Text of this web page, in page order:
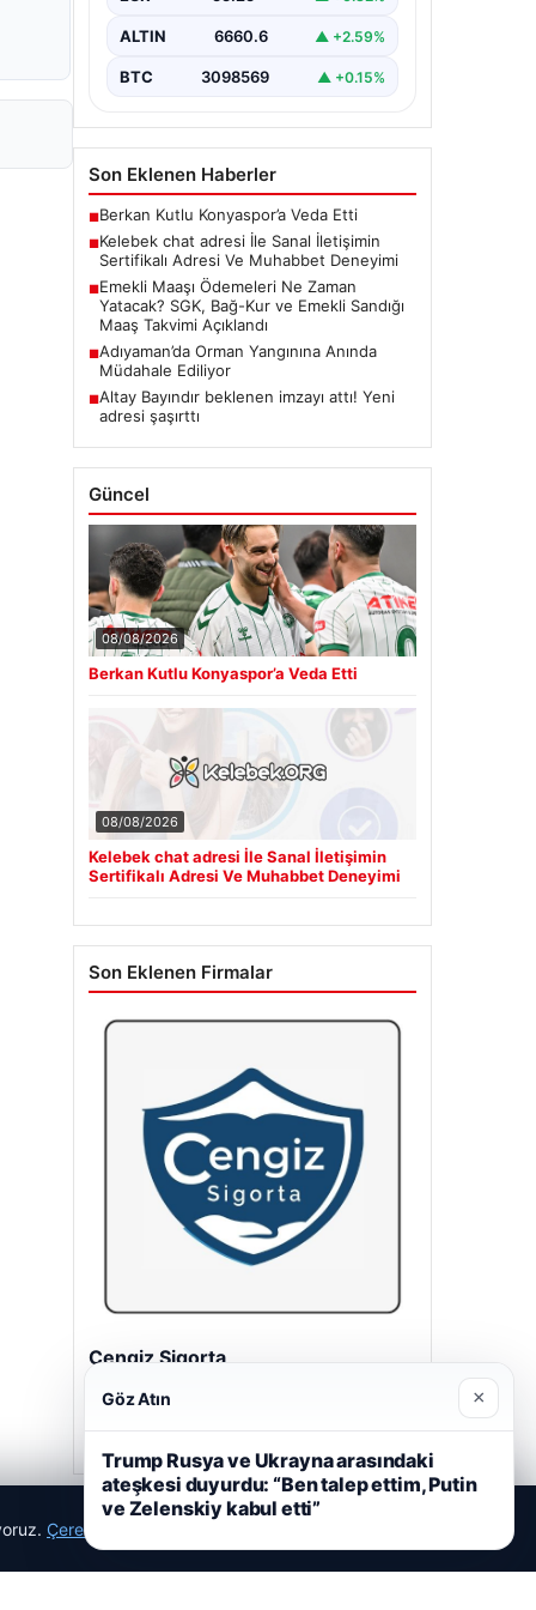
seviyeli bir şekilde irtibat
barındırmaktadır. Günümüzde
ALTIN 6660.6 ▲ +2.59%
BTC 3098569 ▲ +0.15%
Son Eklenen Haberler
■Berkan Kutlu Konyaspor’a Veda Etti
■Kelebek chat adresi İle Sanal İletişimin
Sertifikalı Adresi Ve Muhabbet Deneyimi
■Emekli Maaşı Ödemeleri Ne Zaman
Yatacak? SGK, Bağ-Kur ve Emekli Sandığı
Maaş Takvimi Açıklandı
■Adıyaman’da Orman Yangınına Anında
Müdahale Ediliyor
■Altay Bayındır beklenen imzayı attı! Yeni
adresi şaşırttı
Güncel
08/08/2026
Berkan Kutlu Konyaspor’a Veda Etti
08/08/2026
Kelebek chat adresi İle Sanal İletişimin
Sertifikalı Adresi Ve Muhabbet Deneyimi
Son Eklenen Firmalar
Cengiz Sigorta
Çerez Politikamız
Göz Atın ×
Trump Rusya ve Ukrayna arasındaki
ateşkesi duyurdu: “Ben talep ettim, Putin
ve Zelenskiy kabul etti”